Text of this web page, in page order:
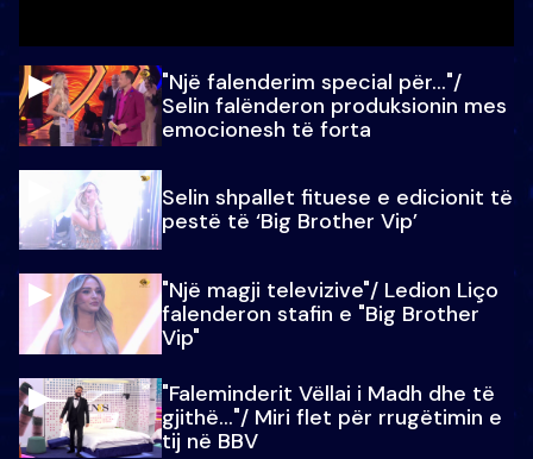
"Një falenderim special për…"/
Selin falënderon produksionin mes
emocionesh të forta
Selin shpallet fituese e edicionit të
pestë të ‘Big Brother Vip’
"Një magji televizive"/ Ledion Liço
falenderon stafin e "Big Brother
Vip"
"Faleminderit Vëllai i Madh dhe të
gjithë…"/ Miri flet për rrugëtimin e
tij në BBV